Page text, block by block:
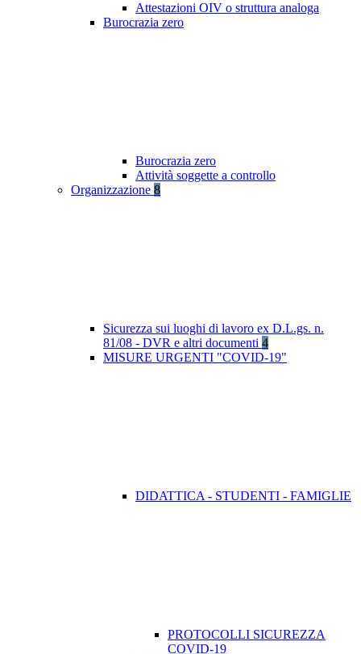
Attestazioni OIV o struttura analoga
Burocrazia zero
Burocrazia zero
Attività soggette a controllo
Organizzazione 8
Sicurezza sui luoghi di lavoro ex D.L.gs. n.
81/08 - DVR e altri documenti 4
MISURE URGENTI "COVID-19"
DIDATTICA - STUDENTI - FAMIGLIE
PROTOCOLLI SICUREZZA
COVID-19